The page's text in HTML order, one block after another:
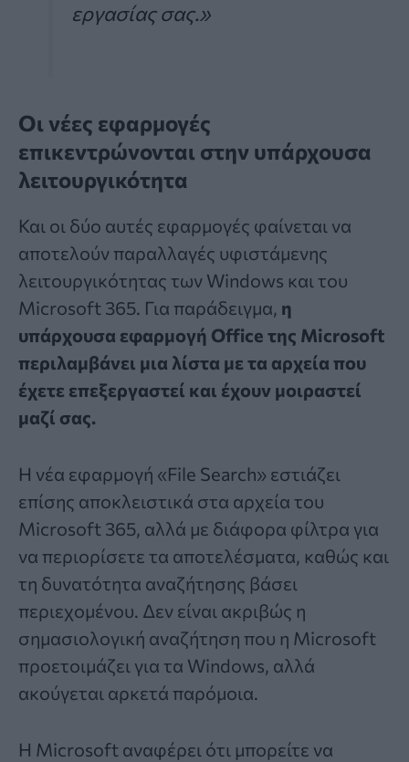
εργασίας σας.»
Οι νέες εφαρμογές
επικεντρώνονται στην υπάρχουσα
λειτουργικότητα
Και οι δύο αυτές εφαρμογές φαίνεται να
αποτελούν παραλλαγές υφιστάμενης
λειτουργικότητας των Windows και του
Microsoft 365. Για παράδειγμα, η
υπάρχουσα εφαρμογή Office της Microsoft
περιλαμβάνει μια λίστα με τα αρχεία που
έχετε επεξεργαστεί και έχουν μοιραστεί
μαζί σας.
Η νέα εφαρμογή «File Search» εστιάζει
επίσης αποκλειστικά στα αρχεία του
Microsoft 365, αλλά με διάφορα φίλτρα για
να περιορίσετε τα αποτελέσματα, καθώς και
τη δυνατότητα αναζήτησης βάσει
περιεχομένου. Δεν είναι ακριβώς η
σημασιολογική αναζήτηση που η Microsoft
προετοιμάζει για τα Windows, αλλά
ακούγεται αρκετά παρόμοια.
Η Microsoft αναφέρει ότι μπορείτε να